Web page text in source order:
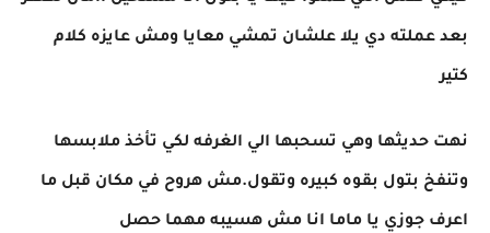
بعد عملته دي يلا علشان تمشي معايا ومش عايزه كلام
كتير
نهت حديثها وهي تسحبها الي الغرفه لكي تأخذ ملابسها
وتنفخ بتول بقوه كبيره وتقول.مش هروح في مكان قبل ما
اعرف جوزي يا ماما انا مش هسيبه مهما حصل